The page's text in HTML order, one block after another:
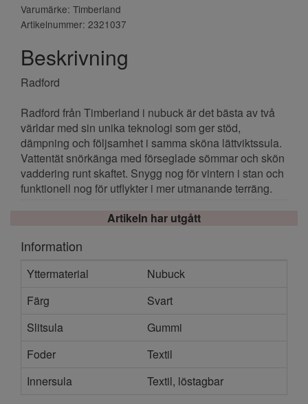
Varumärke: Timberland
Artikelnummer: 2321037
Beskrivning
Radford
Radford från Timberland i nubuck är det bästa av två
världar med sin unika teknologi som ger stöd,
dämpning och följsamhet i samma sköna lättviktssula.
Vattentät snörkänga med förseglade sömmar och skön
vaddering runt skaftet. Snygg nog för vintern i stan och
funktionell nog för utflykter i mer utmanande terräng.
Artikeln har utgått
Information
Yttermaterial
Nubuck
Färg
Svart
Slitsula
Gummi
Foder
Textil
Innersula
Textil, löstagbar